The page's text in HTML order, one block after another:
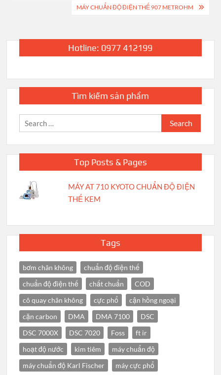
MÁY CHUẨN ĐỘ ĐIỆN THẾ 907 METROHM
Hotline: 0977 412199
Tìm kiếm sản phẩm
Search
for:
Top Posts & Pages
MÁY AT 710 KYOTO CHUẨN ĐỘ ĐIỆN
THẾ KEM
Tags
bơm chân không
chuẩn độ điện thế
chuẩn độ điện thế
chất chuẩn
COD
cô quay chân không
cực phổ
cận hồng ngoại
cặn carbon
DMA DMA 7100
DSC
DSC 7000X
DSC 7020 Foss
ft ir
hoạt độ nước
kim tiêm
máy chuẩn độ
máy chuẩn độ Karl Fischer
máy cực phổ